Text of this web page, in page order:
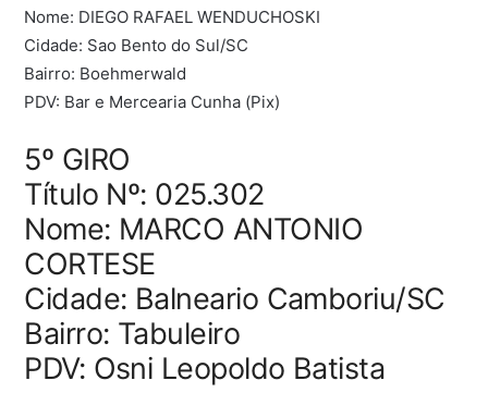
Nome: DIEGO RAFAEL WENDUCHOSKI
Cidade: Sao Bento do Sul/SC
Bairro: Boehmerwald
PDV: Bar e Mercearia Cunha (Pix)
5º GIRO
Título Nº: 025.302
Nome: MARCO ANTONIO
CORTESE
Cidade: Balneario Camboriu/SC
Bairro: Tabuleiro
PDV: Osni Leopoldo Batista